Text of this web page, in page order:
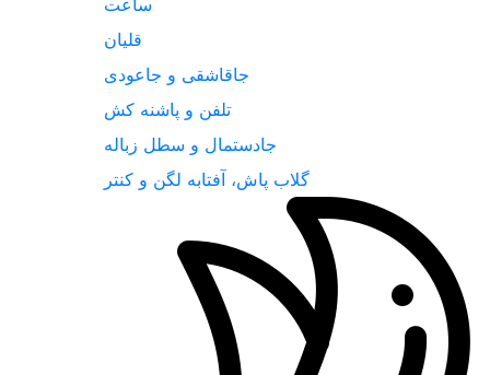
قلیان
جاقاشقی و جاعودی
تلفن و پاشنه کش
جادستمال و سطل زباله
گلاب پاش، آفتابه لگن و کنتر